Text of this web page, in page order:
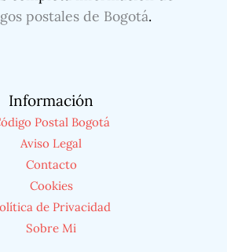
postales de Bogotá.
Información
Postal Bogotá
Aviso Legal
Contacto
Cookies
de Privacidad
Sobre Mi